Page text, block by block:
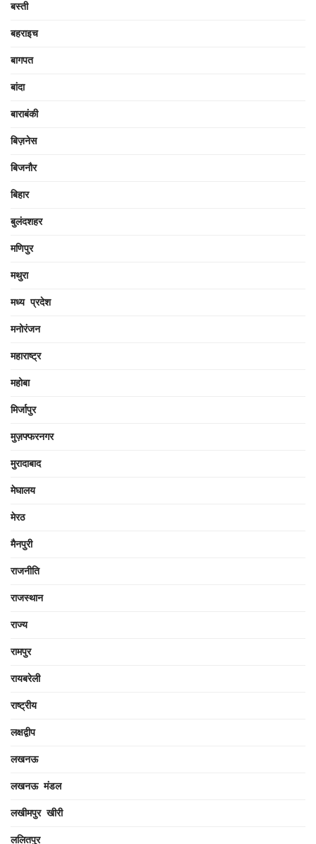
बस्ती
बहराइच
बागपत
बांदा
बाराबंकी
बिज़नेस
बिजनौर
बिहार
बुलंदशहर
मणिपुर
मथुरा
मध्य प्रदेश
मनोरंजन
महाराष्ट्र
महोबा
मिर्जापुर
मुज़फ्फरनगर
मुरादाबाद
मेघालय
मेरठ
मैनपुरी
राजनीति
राजस्थान
राज्य
रामपुर
रायबरेली
राष्ट्रीय
लक्षद्वीप
लखनऊ
लखनऊ मंडल
लखीमपुर खीरी
ललितपुर